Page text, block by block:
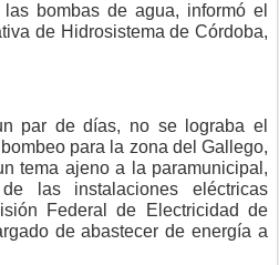
bombas de agua, informó el
de Hidrosistema de Córdoba,
par de días, no se lograba el
para la zona del Gallego,
tema ajeno a la paramunicipal,
las instalaciones eléctricas
Federal de Electricidad de
de abastecer de energía a